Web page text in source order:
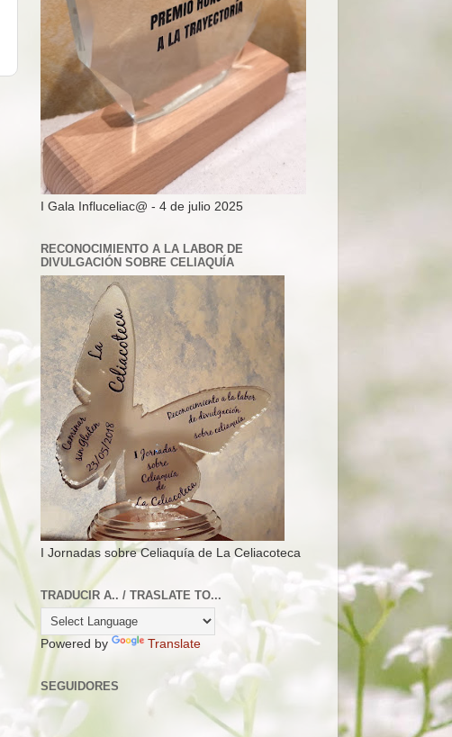
I Gala Influceliac@ - 4 de julio 2025
RECONOCIMIENTO A LA LABOR DE
DIVULGACIÓN SOBRE CELIAQUÍA
I Jornadas sobre Celiaquía de La Celiacoteca
TRADUCIR A.. / TRASLATE TO...
Powered by Translate
SEGUIDORES